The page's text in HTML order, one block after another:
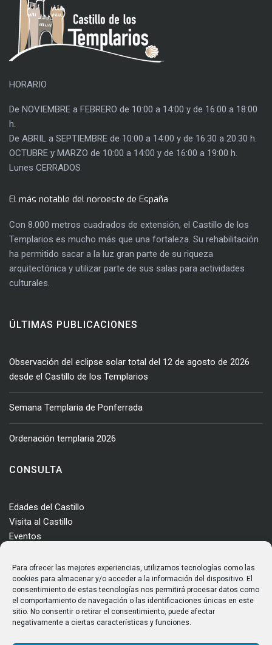
Para ofrecer las mejores experiencias, utilizamos tecnologías como las
cookies para almacenar y/o acceder a la información del dispositivo. El
consentimiento de estas tecnologías nos permitirá procesar datos como
el comportamiento de navegación o las identificaciones únicas en este
sitio. No consentir o retirar el consentimiento, puede afectar
negativamente a ciertas características y funciones.
HORARIO
De NOVIEMBRE a FEBRERO de 10:00 a 14:00 y de 16:00 a 18:00
h.
De ABRIL a SEPTIEMBRE de 10:00 a 14:00 y de 16:30 a 20:30 h.
OCTUBRE y MARZO de 10:00 a 14:00 y de 16:00 a 19:00 h.
Lunes CERRADOS
El más notable del noroeste de España
Con 8.000 metros cuadrados de extensión, el Castillo de los
Templarios es mucho más que una fortaleza. Su rehabilitación
ha permitido sacar a la luz gran parte de su riqueza
arquitectónica y utilizar parte de sus salas para actividades
culturales.
ÚLTIMAS PUBLICACIONES
Observación del eclipse solar total del 12 de agosto de 2026
desde el Castillo de los Templarios
Semana Templaria de Ponferrada
Ordenación templaria 2026
CONSULTA
Edades del Castillo
Visita al Castillo
Eventos
Enclave
Más información
Consultas
Horarios y tarifas